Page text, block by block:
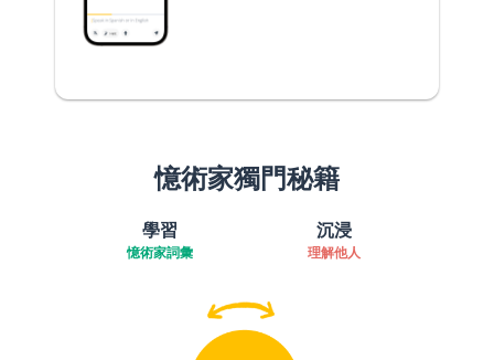
憶術家獨門秘籍
學習
憶術家詞彙
沉浸
理解他人